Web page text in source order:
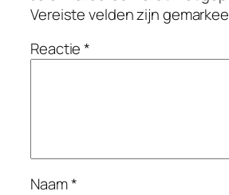
Vereiste velden zijn
Reactie*
Naam*